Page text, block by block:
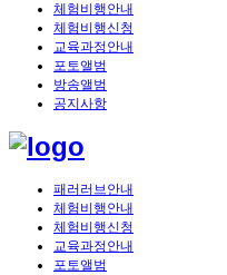
체험비행안내
체험비행신청
교육과정안내
포토앨범
방송앨범
공지사항
패러러브안내
체험비행안내
체험비행신청
교육과정안내
포토앨범